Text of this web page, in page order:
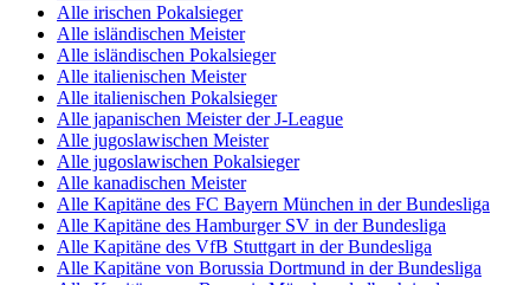
Alle irischen Pokalsieger
Alle isländischen Meister
Alle isländischen Pokalsieger
Alle italienischen Meister
Alle italienischen Pokalsieger
Alle japanischen Meister der J-League
Alle jugoslawischen Meister
Alle jugoslawischen Pokalsieger
Alle kanadischen Meister
Alle Kapitäne des FC Bayern München in der Bundesliga
Alle Kapitäne des Hamburger SV in der Bundesliga
Alle Kapitäne des VfB Stuttgart in der Bundesliga
Alle Kapitäne von Borussia Dortmund in der Bundesliga